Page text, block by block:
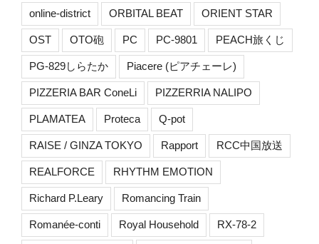
online-district ORBITAL BEAT ORIENT STAR
OST OTO砲 PC PC-9801 PEACH旅くじ
PG-829しらたか Piacere (ピアチェーレ)
PIZZERIA BAR ConeLi PIZZERRIA NALIPO
PLAMATEA Proteca Q-pot
RAISE / GINZA TOKYO Rapport RCC中国放送
REALFORCE RHYTHM EMOTION
Richard P.Leary Romancing Train
Romanée-conti Royal Household RX-78-2